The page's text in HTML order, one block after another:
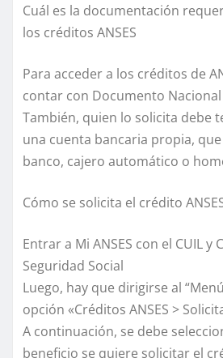
Cuál es la documentación
los créditos ANSES
Para acceder a los créditos de
contar con Documento
También, quien lo solicita debe
una cuenta bancaria propia,
banco, cajero automático o
Cómo se solicita el crédito
Entrar a Mi ANSES con el CUIL y
Seguridad Social
Luego, hay que dirigirse al
opción «Créditos ANSES >
A continuación, se debe
beneficio se quiere solicitar el